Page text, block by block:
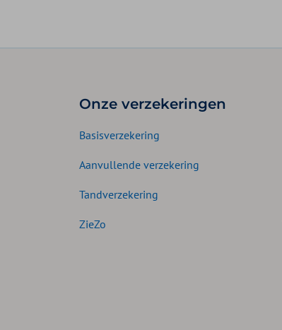
Onze verzekeringen
Basisverzekering
Aanvullende verzekering
Tandverzekering
ZieZo